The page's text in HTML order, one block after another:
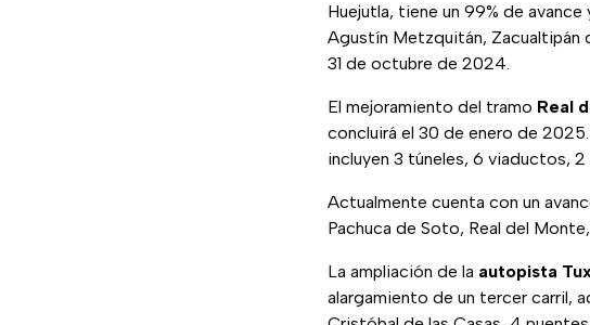
Huejutla, tiene un 99% de
Agustín Metzquitán, Zacualtipán
31 de octubre de 2024.
El mejoramiento del tramo Real
concluirá el 30 de enero de
incluyen 3 túneles, 6 viaductos, 2
Actualmente cuenta con un
Pachuca de Soto, Real del
La ampliación de la autopista
alargamiento de un tercer carril,